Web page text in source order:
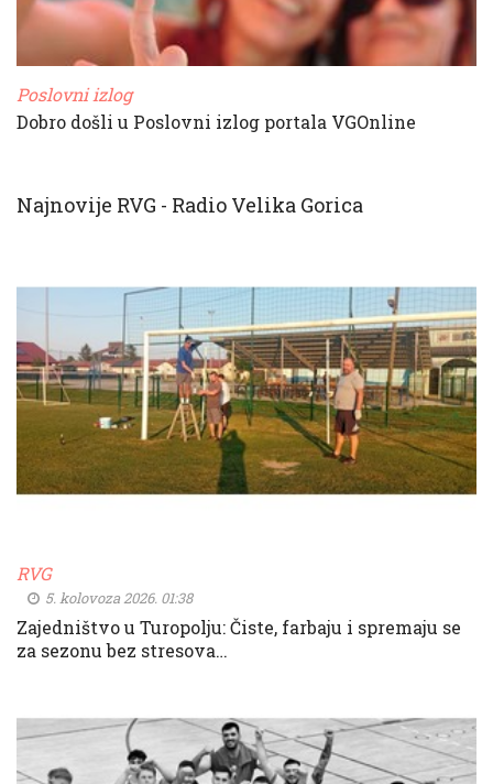
Poslovni izlog
Dobro došli u Poslovni izlog portala VGOnline
Najnovije RVG - Radio Velika Gorica
RVG
5. kolovoza 2026. 01:38
Zajedništvo u Turopolju: Čiste, farbaju i spremaju se
za sezonu bez stresova…